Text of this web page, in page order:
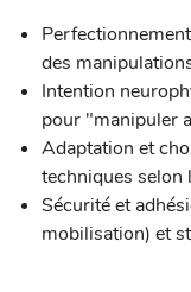
des
Intention
pour "manipuler
Adaptation et
techniques
Sécurité et
mobilisation) et